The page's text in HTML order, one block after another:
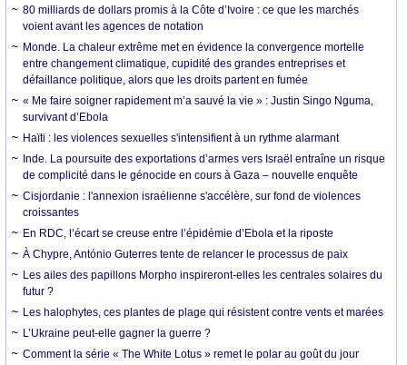
80 milliards de dollars promis à la Côte d’Ivoire : ce que les marchés
voient avant les agences de notation
Monde. La chaleur extrême met en évidence la convergence mortelle
entre changement climatique, cupidité des grandes entreprises et
défaillance politique, alors que les droits partent en fumée
« Me faire soigner rapidement m’a sauvé la vie » : Justin Singo Nguma,
survivant d’Ebola
Haïti : les violences sexuelles s'intensifient à un rythme alarmant
Inde. La poursuite des exportations d’armes vers Israël entraîne un risque
de complicité dans le génocide en cours à Gaza – nouvelle enquête
Cisjordanie : l'annexion israélienne s'accélère, sur fond de violences
croissantes
En RDC, l’écart se creuse entre l’épidémie d’Ebola et la riposte
À Chypre, António Guterres tente de relancer le processus de paix
Les ailes des papillons Morpho inspireront-elles les centrales solaires du
futur ?
Les halophytes, ces plantes de plage qui résistent contre vents et marées
L’Ukraine peut-elle gagner la guerre ?
Comment la série « The White Lotus » remet le polar au goût du jour